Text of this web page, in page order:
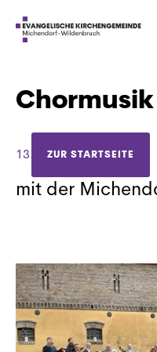
ZUR STARTSEITE
13.9.2021
mit der